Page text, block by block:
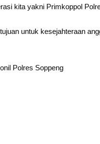
kita yakni Primkoppol
untuk kesejahteraan
Polres Soppeng